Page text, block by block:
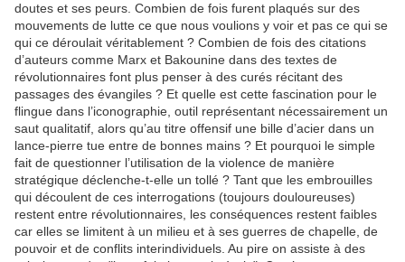
doutes et ses peurs. Combien de fois furent plaqués sur des
mouvements de lutte ce que nous voulions y voir et pas ce qui se
qui ce déroulait véritablement ? Combien de fois des citations
d’auteurs comme Marx et Bakounine dans des textes de
révolutionnaires font plus penser à des curés récitant des
passages des évangiles ? Et quelle est cette fascination pour le
flingue dans l’iconographie, outil représentant nécessairement un
saut qualitatif, alors qu’au titre offensif une bille d’acier dans un
lance-pierre tue entre de bonnes mains ? Et pourquoi le simple
fait de questionner l’utilisation de la violence de manière
stratégique déclenche-t-elle un tollé ? Tant que les embrouilles
qui découlent de ces interrogations (toujours douloureuses)
restent entre révolutionnaires, les conséquences restent faibles
car elles se limitent à un milieu et à ses guerres de chapelle, de
pouvoir et de conflits interindividuels. Au pire on assiste à des